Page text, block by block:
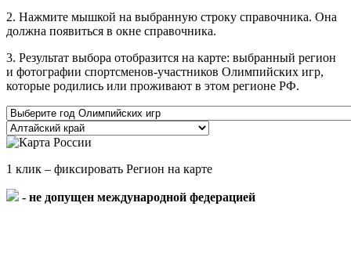
2. Нажмите мышкой на выбранную строку справочника. Она
должна появиться в окне справочника.
3. Результат выбора отобразится на карте: выбранный регион
и фотографии спортсменов-участников Олимпийских игр,
которые родились или проживают в этом регионе РФ.
1 клик – фиксировать Регион на карте
- не допущен международной федерацией